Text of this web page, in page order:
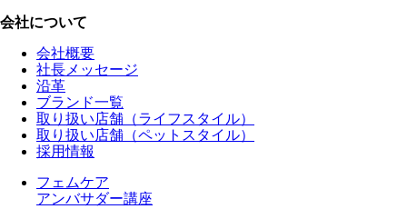
会社について
会社概要
社長メッセージ
沿革
ブランド一覧
取り扱い店舗（ライフスタイル）
取り扱い店舗（ペットスタイル）
採用情報
フェムケア
アンバサダー講座